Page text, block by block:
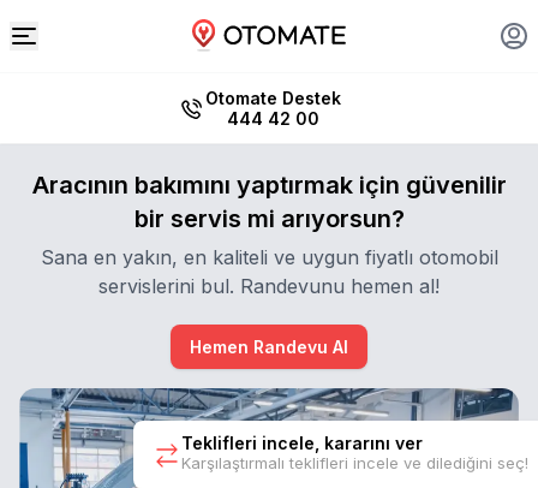
Otomate Destek
444 42 00
Aracının bakımını yaptırmak için güvenilir
bir servis mi arıyorsun?
Sana en yakın, en kaliteli ve uygun fiyatlı otomobil
servislerini bul. Randevunu hemen al!
Hemen Randevu Al
Teklifleri incele, kararını ver
Karşılaştırmalı teklifleri incele ve dilediğini seç!